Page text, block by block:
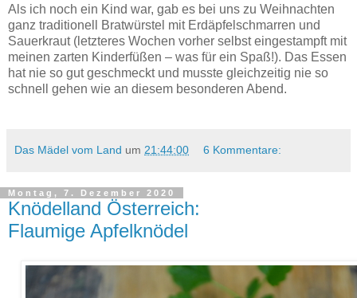
Als ich noch ein Kind war, gab es bei uns zu Weihnachten
ganz traditionell Bratwürstel mit Erdäpfelschmarren und
Sauerkraut (letzteres Wochen vorher selbst eingestampft mit
meinen zarten Kinderfüßen – was für ein Spaß!). Das Essen
hat nie so gut geschmeckt und musste gleichzeitig nie so
schnell gehen wie an diesem besonderen Abend.
Das Mädel vom Land um 21:44:00 6 Kommentare:
Montag, 7. Dezember 2020
Knödelland Österreich:
Flaumige Apfelknödel